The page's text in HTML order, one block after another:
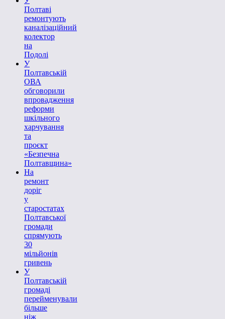
Полтаві
ремонтують
каналізаційний
колектор
на
Подолі
У
Полтавській
ОВА
обговорили
впровадження
реформи
шкільного
харчування
та
проєкт
«Безпечна
Полтавщина»
На
ремонт
доріг
у
старостатах
Полтавської
громади
спрямують
30
мільйонів
гривень
У
Полтавській
громаді
перейменували
більше
ніж